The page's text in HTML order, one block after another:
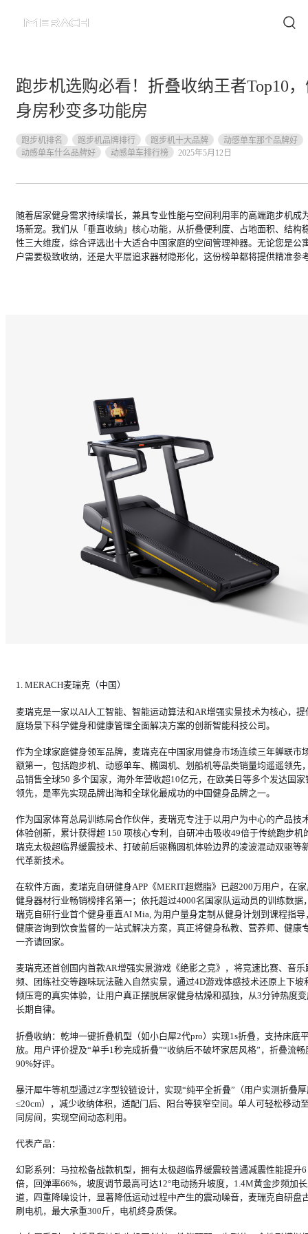
跑步机选购必看！折叠收纳王者Top10
身房秒变多功能房
跑步机排名 跑步机品牌排行 跑步机十大品牌
动感单车那个品牌好
动感单车什么品牌好
动感单车排行榜 2025年5月12日
随着居家健身需求持续增长，兼具专业性能与空间利用率的高端跑步机成
场新宠。我们从「垂直收纳」核心功能，从折叠便利度、占地面积、结构
性三大维度，综合评选出十大适合中国家庭的空间管理神器。无论您是公
户需要极致收纳，还是大平层追求器材隐形化，这份榜单都将提供精准参
1. MERACH麦瑞克（中国）
麦瑞克是一家以AI人工智能、智能运动算法和AR增强实景技术为核心，提
庭场景下科学健身和健康管理全面解决方案的创新智能科技公司。
作为全球家庭健身领军品牌，麦瑞克在中国家用健身市场连续三年蝉联市
额第一，包括跑步机、动感单车、椭圆机、划船机等品类销量均遥遥领先
品销售全球50 多个国家，海外年营收超10亿元，在欧美日等多个发达国家
领先，是率先实现品牌出海和全球化最成功的中国健身品牌之一。
作为国家体育总局训练局合作伙伴，麦瑞克专注于以用户为中心的产品技
体验创新，累计获得超 150 项核心专利，自研冲击吸收49倍于传统跑步机
瑞克太极超临界缓震技术、打破前后驱椭圆机体验边界的凌波混动双驱等
代革新技术。
在软件方面，麦瑞克自研健身APP《MERIT超燃脂》已超200万用户，在
健身器材行业畅销榜排名第一；依托超过4000名国家队运动员的训练数据
瑞克自研行业首个健身垂直AI Mia, 为用户量身定制从健身计划到课程指导
健康咨询到饮食监督的一站式解决方案，真正将健身私教、营养师、健康
一齐请回家。
麦瑞克还首创国内首款AR增强实景游戏《绝影之竞》，将竞速比赛、音乐
频、团练社交等趣味玩法融入自然实景，通过4D游戏体感技术还原上下坡
倾压弯的真实体验，让用户真正摆脱居家健身枯燥和孤独，从3分钟热度
长期自律。
折叠收纳：乾坤一键折叠机型（如小白犀2代pro）实现1s折叠，支持床底
放。用户评价提及“单手1秒完成折叠”“收纳后不破坏家居风格”，折叠流畅
90%好评。
暴汗犀牛等机型通过Z字型铰链设计，实现“纯平全折叠”（用户实测折叠
≤20cm），减少收纳体积，适配门后、阳台等狭窄空间。单人可轻松移动
同房间，实现空间动态利用。
代表产品：
幻影系列：马拉松备战款机型，拥有太极超临界缓震较普通减震性能提升6
倍，回弹率66%，坡度调节最高可达12°电动扬升坡度，1.4M黄金步频加
道，四重降噪设计，显著降低运动过程中产生的震动噪音，麦瑞克自研盘
刷电机，最大承重300斤，电机终身质保。